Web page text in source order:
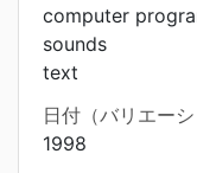
computer
sounds
text
日付（バリエーシ
1998